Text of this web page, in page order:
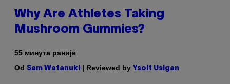
Why Are Athletes Taking
Mushroom Gummies?
55 минута раније
Od Sam Watanuki | Reviewed by Ysolt Usigan